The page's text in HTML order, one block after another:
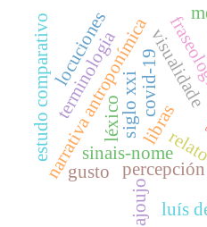
sinais-nome
libras
visualidade
narrativa antroponímica
siglo xxi
terminologia
percepción
locuciones
gusto
covid-19
ajoujo
léxico
luís
estudo comparativo